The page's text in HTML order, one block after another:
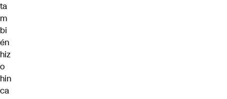
ta
m
bi
én
hiz
o
hin
ca